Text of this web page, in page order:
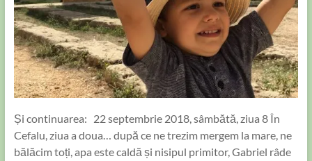
Și continuarea: 22 septembrie 2018, sâmbătă, ziua 8 În
Cefalu, ziua a doua… după ce ne trezim mergem la mare, ne
bălăcim toți, apa este caldă și nisipul primitor, Gabriel râde